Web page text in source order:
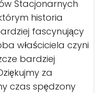
Stacjonarnych
historia
fascynujący
właściciela czyni
bardziej
za
czas spędzony